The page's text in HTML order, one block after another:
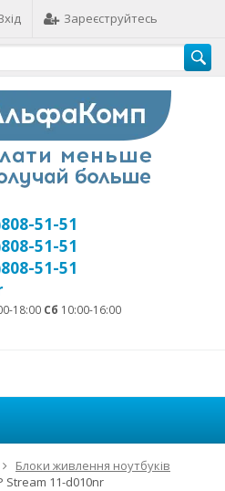
Зареєструйтесь
51-51
51-51
51-51
18:00 Сб 10:00-16:00
Блоки живлення ноутбуків
Stream 11-d010nr